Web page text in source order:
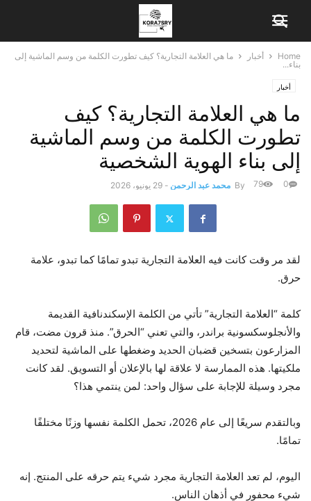
Home أخبار
ما هي العلامة التجارية؟ كيف تطورت الكلمة من وسم الماشية إلى
بناء...
أخبار
ما هي العلامة التجارية؟ كيف
تطورت الكلمة من وسم الماشية
إلى بناء الهوية الشخصية
By محمد عبد الرحمن - 29 يونيو، 2026 0
79
لقد مر وقت كانت فيه العلامة التجارية تبدو تمامًا كما تبدو، علامة
حرق.
كلمة “العلامة التجارية” تأتي من الكلمة الإسكندنافية القديمة
والأنجلوسكسونية براندر، والتي تعني “الحرق”. منذ قرون مضت، قام
المزارعون بتسخين قضبان الحديد وضغطها على الماشية لتحديد
ملكيتها. هذه الممارسة لا علاقة لها بالإعلان أو التسويق. لقد كانت
مجرد وسيلة للإجابة على سؤال واحد: لمن ينتمي هذا؟
وبالتقدم سريعًا إلى عام 2026، تحمل الكلمة نفسها وزنًا مختلفًا
تمامًا.
اليوم، لم تعد العلامة التجارية مجرد شيء يتم حرقه على المنتج. إنه
شيء محفور في أذهان الناس.